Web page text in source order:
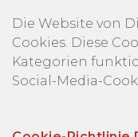
Die Website von
Cookies. Diese
Kategorien
Social-Media-